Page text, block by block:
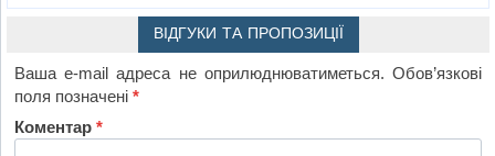
ВІДГУКИ ТА ПРОПОЗИЦІЇ
Ваша e-mail адреса не оприлюднюватиметься. Обов’язкові
поля позначені*
Коментар*